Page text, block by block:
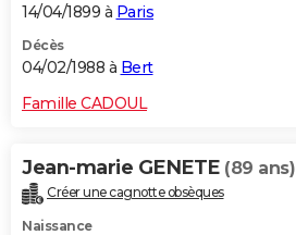
14/04/1899 à Paris
Décès
04/02/1988 à Bert
Famille CADOUL
Jean-marie GENETE (89 ans)
Créer une cagnotte obsèques
Naissance